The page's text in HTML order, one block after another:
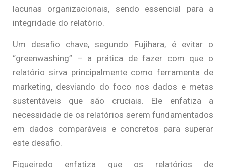
lacunas organizacionais, sendo essencial para a
integridade do relatório.
Um desafio chave, segundo Fujihara, é evitar o
“greenwashing” – a prática de fazer com que o
relatório sirva principalmente como ferramenta de
marketing, desviando do foco nos dados e metas
sustentáveis que são cruciais. Ele enfatiza a
necessidade de os relatórios serem fundamentados
em dados comparáveis e concretos para superar
este desafio.
Figueiredo enfatiza que os relatórios de